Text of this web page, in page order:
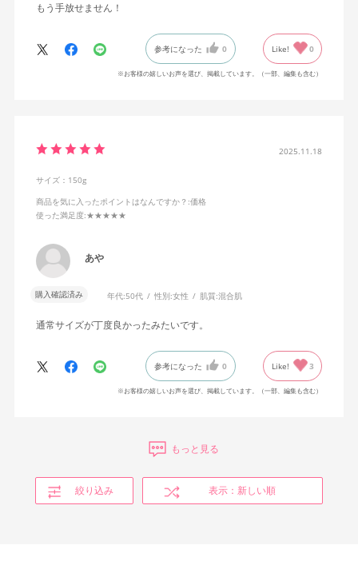
もう手放せません！
参考になった 0 Like! 0
※お客様の嬉しいお声を選び、掲載しています。（一部、編集も含む）
2025.11.18
サイズ：150g
商品を気に入ったポイントはなんですか？ :価格
使った満足度:★★★★★
あや
購入確認済み 年代:50代 性別:女性 肌質:混合肌
通常サイズが丁度良かったみたいです。
参考になった 0 Like! 3
※お客様の嬉しいお声を選び、掲載しています。（一部、編集も含む）
もっと見る
絞り込み 表示：新しい順